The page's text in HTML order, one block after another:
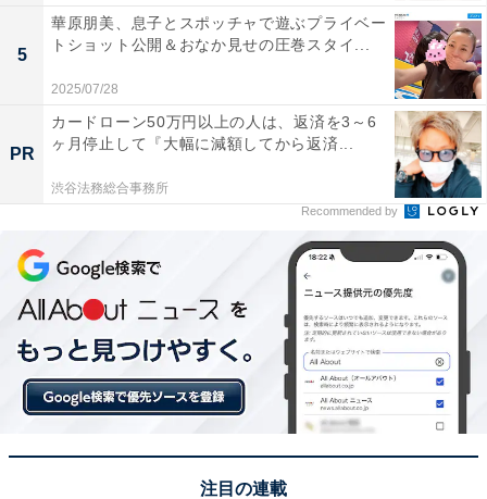
5
華原朋美、息子とスポッチャで遊ぶプライベー
トショット公開＆おなか見せの圧巻スタイ...
2025/07/28
PR
カードローン50万円以上の人は、返済を3～6
ヶ月停止して『大幅に減額してから返済...
渋谷法務総合事務所
Recommended by
注目の連載